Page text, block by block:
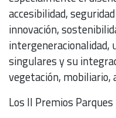
accesibilidad,
innovación,
intergeneracionalidad,
singulares y su
vegetación, mobiliario,
Los II Premios